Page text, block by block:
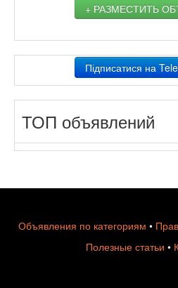
+ РАЗМЕСТИТЬ
Підписатися на
ТОП объявлений
Объявления по категориям •
Полезные статьи •